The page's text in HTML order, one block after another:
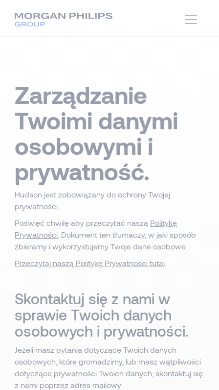
Zarządzanie
Twoimi danymi
osobowymi i
prywatność.
Hudson jest zobowiązany do ochrony Twojej
prywatności.
Poświęć chwilę aby przeczytać naszą Politykę
Prywatności . Dokument ten tłumaczy, w jaki sposób
zbieramy i wykorzystujemy Twoje dane osobowe.
Przeczytaj naszą Politykę Prywatności tutaj
Skontaktuj się z nami w
sprawie Twoich danych
osobowych i prywatności.
Jeżeli masz pytania dotyczące Twoich danych
osobowych, które gromadzimy, lub masz wątpliwości
dotyczące prywatności Twoich danych, skontaktuj się
z nami poprzez adres mailowy